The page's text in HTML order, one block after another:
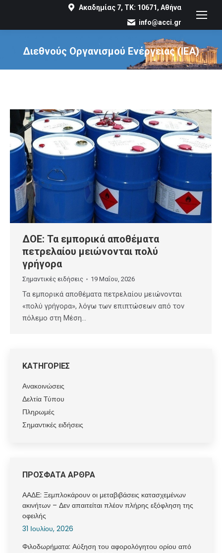
Ακαδημίας 7, ΤΚ: 10671, Αθήνα
info@acci.gr
Διεθνούς Οργανισμού Ενέργειας (IEA)
You are here:
ΔΟΕ: Τα εμπορικά αποθέματα
πετρελαίου μειώνονται πολύ
γρήγορα
Σημαντικές ειδήσεις 19 Μαΐου, 2026
Τα εμπορικά αποθέματα πετρελαίου μειώνονται
«πολύ γρήγορα», λόγω των επιπτώσεων από τον
πόλεμο στη Μέση…
ΚΑΤΗΓΟΡΙΕΣ
Ανακοινώσεις
Δελτία Τύπου
Πληρωμές
Σημαντικές ειδήσεις
ΠΡΟΣΦΑΤΑ ΑΡΘΡΑ
ΑΑΔΕ: Ξεμπλοκάρουν οι μεταβιβάσεις κατασχεμένων
ακινήτων – Δεν απαιτείται πλέον πλήρης εξόφληση της
οφειλής
31 Ιουλίου, 2026
Φιλοδωρήματα: Αύξηση του αφορολόγητου ορίου από